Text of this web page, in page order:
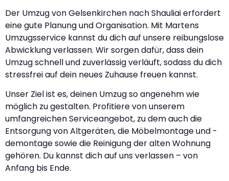
Der Umzug von Gelsenkirchen nach Shauliai erfordert
eine gute Planung und Organisation. Mit Martens
Umzugsservice kannst du dich auf unsere reibungslose
Abwicklung verlassen. Wir sorgen dafür, dass dein
Umzug schnell und zuverlässig verläuft, sodass du dich
stressfrei auf dein neues Zuhause freuen kannst.
Unser Ziel ist es, deinen Umzug so angenehm wie
möglich zu gestalten. Profitiere von unserem
umfangreichen Serviceangebot, zu dem auch die
Entsorgung von Altgeräten, die Möbelmontage und -
demontage sowie die Reinigung der alten Wohnung
gehören. Du kannst dich auf uns verlassen – von
Anfang bis Ende.